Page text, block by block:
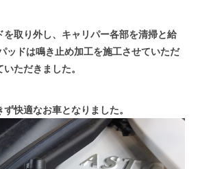
取り外し、キャリパー各部を清掃と給
ッドは鳴き止め加工を施工させていただ
ただきました。
快適なお車となりました。